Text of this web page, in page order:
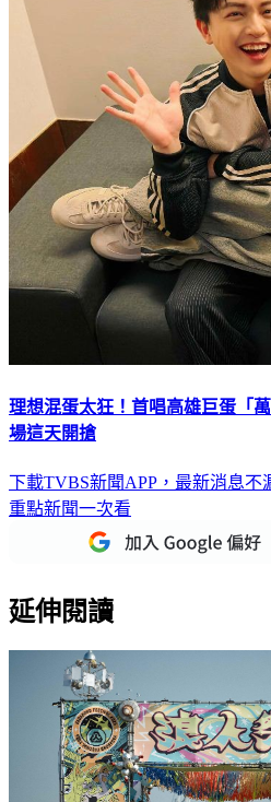
理想混蛋太狂！首唱高雄巨蛋「
場這天開搶
下載TVBS新聞APP，最新消息不
重點新聞一次看
延伸閱讀